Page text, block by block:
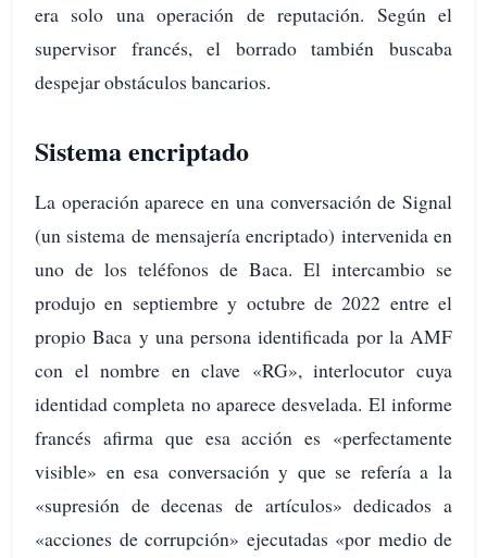
era solo una operación de reputación. Según el
supervisor francés, el borrado también buscaba
despejar obstáculos bancarios.
Sistema encriptado
La operación aparece en una conversación de Signal
(un sistema de mensajería encriptado) intervenida en
uno de los teléfonos de Baca. El intercambio se
produjo en septiembre y octubre de 2022 entre el
propio Baca y una persona identificada por la AMF
con el nombre en clave «RG», interlocutor cuya
identidad completa no aparece desvelada. El informe
francés afirma que esa acción es «perfectamente
visible» en esa conversación y que se refería a la
«supresión de decenas de artículos» dedicados a
«acciones de corrupción» ejecutadas «por medio de